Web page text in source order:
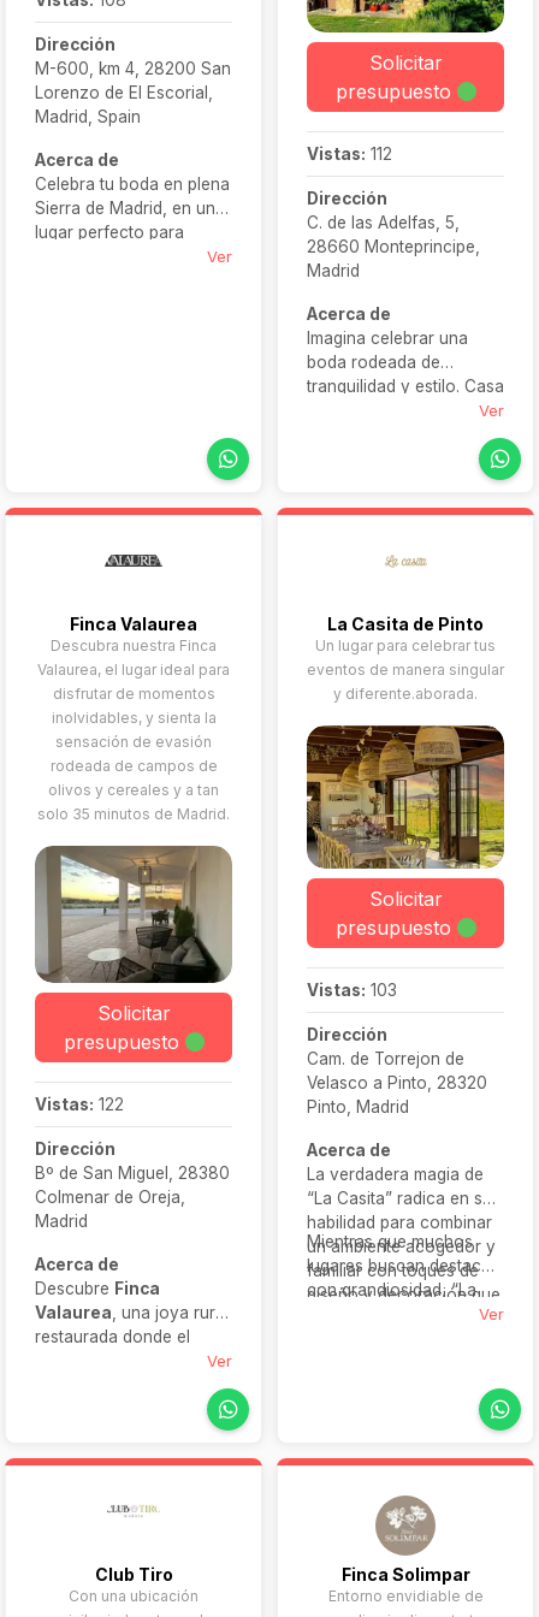
Dirección
M-600, km 4, 28200 San
Lorenzo de El Escorial,
Madrid, Spain
Acerca de
Celebra tu boda en plena
Sierra de Madrid, en un
lugar perfecto para
fusionar elegancia con
un baile postboda junto a
Ver
Solicitar
presupuesto
Vistas: 112
Dirección
C. de las Adelfas, 5,
28660 Monteprincipe,
Madrid
Acerca de
Imagina celebrar una
boda rodeada de
tranquilidad y estilo. Casa
Solís Montepríncipe os
naturaleza exquisita con
terrazas, piscina y
decoradas. Aquí podréis
en interiores, con
alojamiento disponible
para vosotros o
acompañantes.
Ver
Finca Valaurea
Descubra nuestra Finca
Valaurea, el lugar ideal para
disfrutar de momentos
inolvidables, y sienta la
sensación de evasión
rodeada de campos de
olivos y cereales y a tan
solo 35 minutos de Madrid.
Solicitar
presupuesto
Vistas: 122
Dirección
Bº de San Miguel, 28380
Colmenar de Oreja,
Madrid
Acerca de
Descubre Finca
Valaurea , una joya rural
restaurada donde el
pasado revive en forma
respetuosas con el
se siente: lujo sensorial,
Imagina una ceremonia al
atardecer en sus
Ver
La Casita de Pinto
Un lugar para celebrar tus
eventos de manera singular
y diferente.aborada.
Solicitar
presupuesto
Vistas: 103
Dirección
Cam. de Torrejon de
Velasco a Pinto, 28320
Pinto, Madrid
Acerca de
La verdadera magia de
“La Casita” radica en su
habilidad para combinar
un ambiente acogedor y
familiar con toques de
diseño y decoración que
elevan la experiencia. Si
naturaleza se funda con
decorados, este es tu
perfecto para
celebraciones, reuniones
y momentos de
relajación.
Mientras que muchos
lugares buscan destacar
con grandiosidad, “La
Casita” lo logra con suVer
Club Tiro
Con una ubicación
Finca Solimpar
Entorno envidiable de